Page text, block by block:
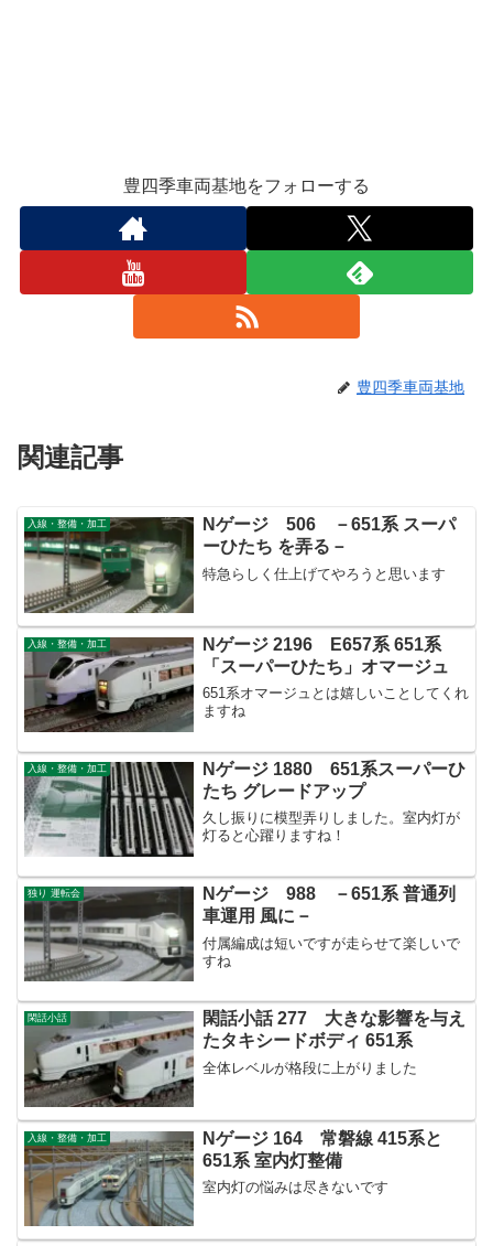
豊四季車両基地をフォローする
豊四季車両基地
関連記事
入線・整備・加工
Nゲージ 506 －651系 スーパ
ーひたち を弄る－
特急らしく仕上げてやろうと思います
入線・整備・加工
Nゲージ 2196 E657系 651系
「スーパーひたち」オマージュ
651系オマージュとは嬉しいことしてくれ
ますね
入線・整備・加工
Nゲージ 1880 651系スーパーひ
たち グレードアップ
久し振りに模型弄りしました。室内灯が
灯ると心躍りますね！
独り 運転会
Nゲージ 988 －651系 普通列
車運用 風に－
付属編成は短いですが走らせて楽しいで
すね
閑話小話
閑話小話 277 大きな影響を与え
たタキシードボディ 651系
全体レベルが格段に上がりました
入線・整備・加工
Nゲージ 164 常磐線 415系と
651系 室内灯整備
室内灯の悩みは尽きないです